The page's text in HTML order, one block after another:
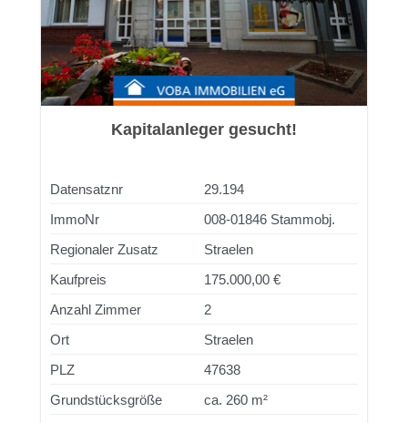
Kapitalanleger gesucht!
Datensatznr
29.194
ImmoNr
008-01846 Stammobj.
Regionaler Zusatz
Straelen
Kaufpreis
175.000,00 €
Anzahl Zimmer
2
Ort
Straelen
PLZ
47638
Grundstücksgröße
ca. 260 m²